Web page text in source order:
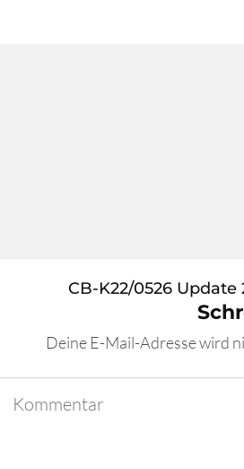
CB-K22/0526 Update
Deine E-Mail-Adresse wird